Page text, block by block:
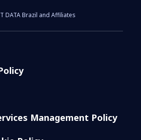
DATA Brazil and Affiliates
Management Policy